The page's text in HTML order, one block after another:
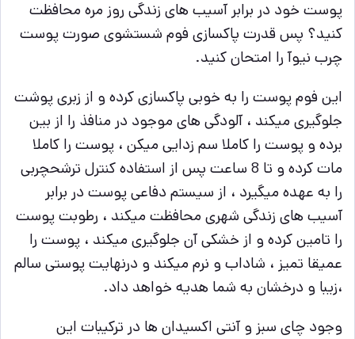
پوست خود در برابر آسیب های زندگی روز مره محافظت
کنید؟ پس قدرت پاکسازی فوم شستشوی صورت پوست
چرب نیوآ را امتحان کنید.
این فوم پوست را به خوبی پاکسازی کرده و از زبری پوشت
جلوگیری میکند ، آلودگی های موجود در منافذ را از بین
برده و پوست را کاملا سم زدایی میکن ، پوست را کاملا
مات کرده و تا 8 ساعت پس از استفاده کنترل ترشحچربی
را به عهده میگیرد ، از سیستم دفاعی پوست در برابر
آسیب های زندگی شهری محافظت میکند ، رطوبت پوست
را تامین کرده و از خشکی آن جلوگیری میکند ، پوست را
عمیقا تمیز ، شاداب و نرم میکند و درنهایت پوستی سالم
،زیبا و درخشان به شما هدیه خواهد داد.
وجود چای سبز و آنتی اکسیدان ها در ترکیبات این